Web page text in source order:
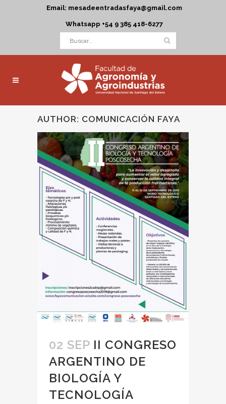
Email: mesadeentradasfaya@gmail.com
Whatsapp +54 9 385 418-6277
AUTHOR: COMUNICACIÓN FAYA
02 SEP II CONGRESO
ARGENTINO DE
BIOLOGÍA Y
TECNOLOGÍA